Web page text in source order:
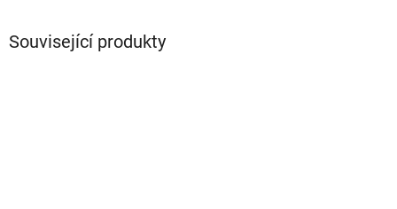
Související produkty